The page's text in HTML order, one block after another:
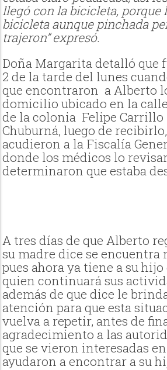
llegó con la bicicleta, porque
bicicleta aunque pinchada
trajeron” expresó.
Doña Margarita detalló que
2 de la tarde del lunes
que encontraron a Alberto
domicilio ubicado en la calle
de la colonia Felipe Carrillo
Chuburná, luego de
acudieron a la Fiscalía
donde los médicos lo
determinaron que estaba
A tres días de que Alberto
su madre dice se encuentra
pues ahora ya tiene a su hijo
quien continuará sus
además de que dice le
atención para que esta
vuelva a repetir, antes de
agradecimiento a las
que se vieron interesadas
ayudaron a encontrar a su